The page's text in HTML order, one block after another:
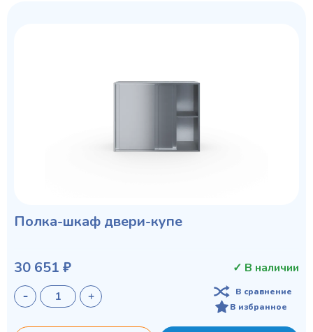
Полка-шкаф двери-купе
30 651 ₽ ✓ В наличии
В сравнение
В избранное